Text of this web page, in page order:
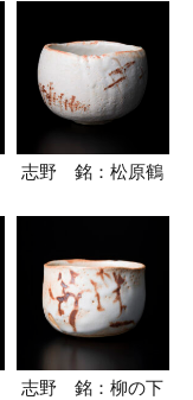
志野 銘：松原鶴
志野 銘：柳の下